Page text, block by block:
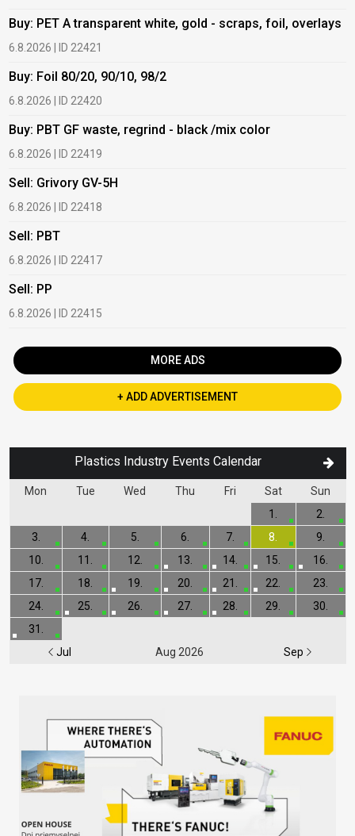
Buy: PET A transparent white, gold - scraps, foil, overlays
6.8.2026 | ID 22421
Buy: Foil 80/20, 90/10, 98/2
6.8.2026 | ID 22420
Buy: PBT GF waste, regrind - black /mix color
6.8.2026 | ID 22419
Sell: Grivory GV-5H
6.8.2026 | ID 22418
Sell: PBT
6.8.2026 | ID 22417
Sell: PP
6.8.2026 | ID 22415
MORE ADS
+ ADD ADVERTISEMENT
Plastics Industry Events Calendar
Mon Tue Wed Thu Fri Sat Sun
Jul Aug 2026 Sep
1.
2.
3.
4. 5. 6. 7. 8.
9.
10.
11. 12. 13. 14. 15.
16.
17.
18. 19. 20. 21. 22.
23.
24.
25. 26. 27. 28. 29.
30.
31.